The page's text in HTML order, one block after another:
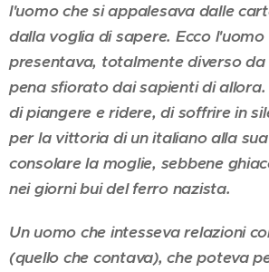
l'uomo che si appalesava dalle
dalla voglia di sapere. Ecco l'uomo
presentava, totalmente diverso
pena sfiorato dai sapienti di
di piangere e ridere, di soffrire in
per la vittoria di un italiano alla
consolare la moglie, sebbene
nei giorni bui del ferro nazista.
Un uomo che intesseva relazioni
(quello che contava), che poteva